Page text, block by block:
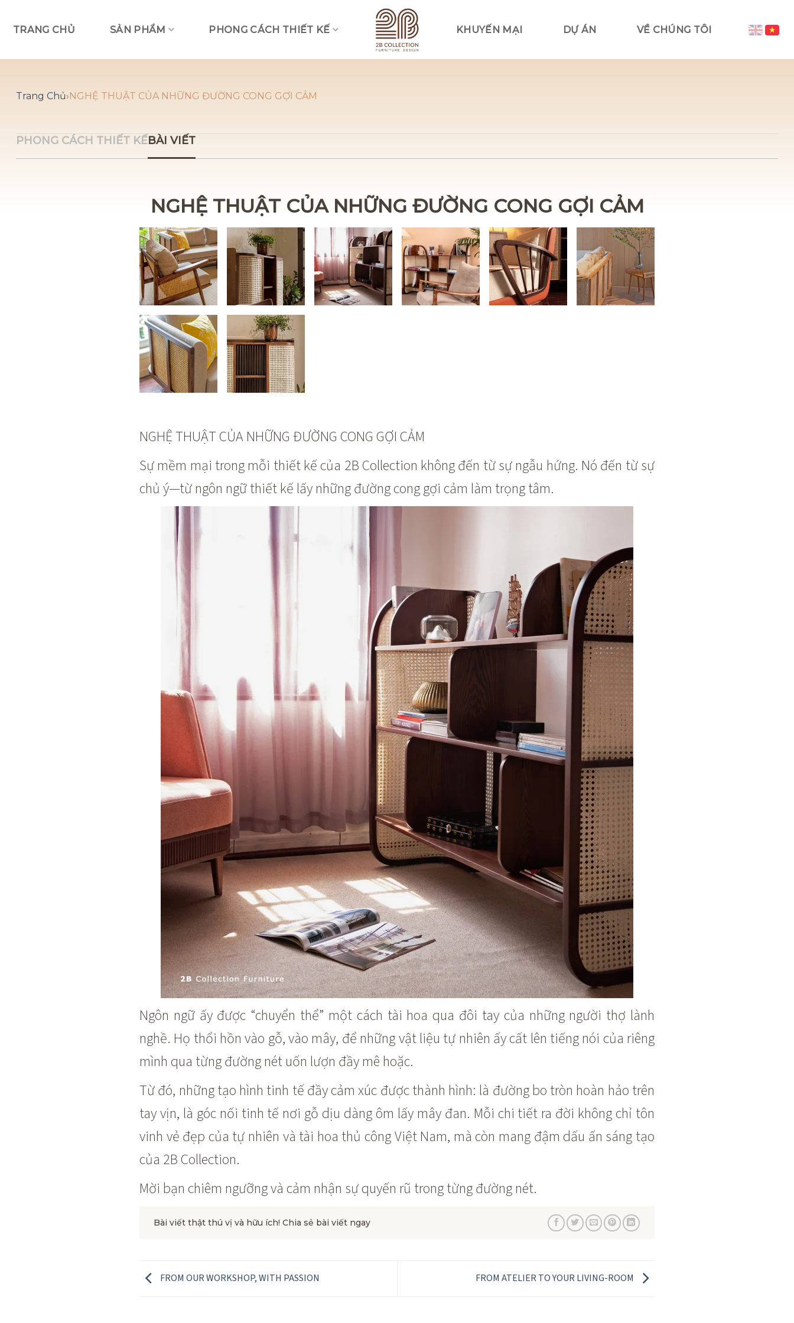
content
TRANG CHỦ SẢN PHẨM PHONG CÁCH THIẾT KẾ KHUYẾN MẠI DỰ ÁN VỀ CHÚNG TÔI
Trang Chủ›NGHỆ THUẬT CỦA NHỮNG ĐƯỜNG CONG GỢI CẢM
PHONG CÁCH THIẾT KẾBÀI VIẾT
NGHỆ THUẬT CỦA NHỮNG ĐƯỜNG CONG GỢI CẢM
NGHỆ THUẬT CỦA NHỮNG ĐƯỜNG CONG GỢI CẢM
Sự mềm mại trong mỗi thiết kế của 2B Collection không đến từ sự ngẫu hứng. Nó đến từ sự
chủ ý—từ ngôn ngữ thiết kế lấy những đường cong gợi cảm làm trọng tâm.
Ngôn ngữ ấy được “chuyển thể” một cách tài hoa qua đôi tay của những người thợ lành
nghề. Họ thổi hồn vào gỗ, vào mây, để những vật liệu tự nhiên ấy cất lên tiếng nói của riêng
mình qua từng đường nét uốn lượn đầy mê hoặc.
Từ đó, những tạo hình tinh tế đầy cảm xúc được thành hình: là đường bo tròn hoàn hảo trên
tay vịn, là góc nối tinh tế nơi gỗ dịu dàng ôm lấy mây đan. Mỗi chi tiết ra đời không chỉ tôn
vinh vẻ đẹp của tự nhiên và tài hoa thủ công Việt Nam, mà còn mang đậm dấu ấn sáng tạo
của 2B Collection.
Mời bạn chiêm ngưỡng và cảm nhận sự quyến rũ trong từng đường nét.
Bài viết thật thú vị và hữu ích! Chia sẻ bài viết ngay
FROM OUR WORKSHOP, WITH PASSION FROM ATELIER TO YOUR LIVING-ROOM
Vui lòng lựa chọn hình thức liên lạc phù hợp với quý khách